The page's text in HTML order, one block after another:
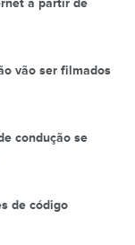
vão ser filmados
condução se
de código